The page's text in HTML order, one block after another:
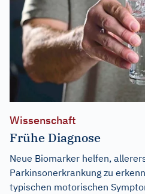
Wissenschaft
Frühe Diagnose
Neue Biomarker helfen,
Parkinsonerkrankung zu
typischen motorischen